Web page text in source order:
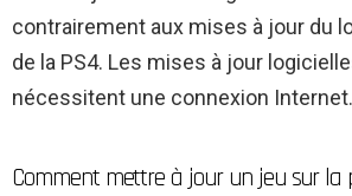
contrairement aux mises à jour du
de la PS4. Les mises à jour
nécessitent une connexion Internet.
Comment mettre à jour un jeu sur la